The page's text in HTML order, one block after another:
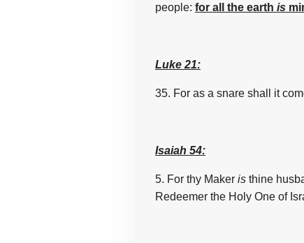
people: for all the earth is
Luke 21:
35. For as a snare shall it
Isaiah 54:
5. For thy Maker is